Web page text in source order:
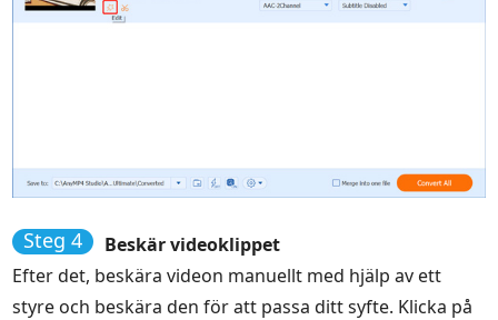
Steg 4
Beskär videoklippet
Efter det, beskära videon manuellt med hjälp av ett
styre och beskära den för att passa ditt syfte. Klicka på